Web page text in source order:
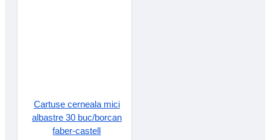
Cartuse cerneala mici
albastre 30 buc/borcan
faber-castell